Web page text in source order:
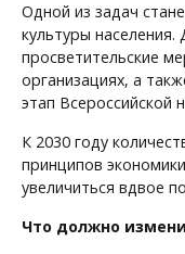
Одной из задач
культуры
просветительские
организациях, а
этап Всероссийской
К 2030 году
принципов
увеличиться вдвое
Что должно